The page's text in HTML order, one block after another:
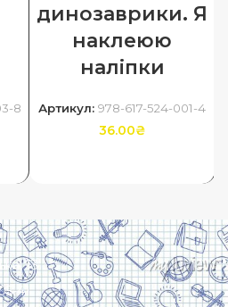
8
динозаврики. Я
наклеюю
наліпки
Артикул: 978-617-524-001-4
36.00₴
13
41